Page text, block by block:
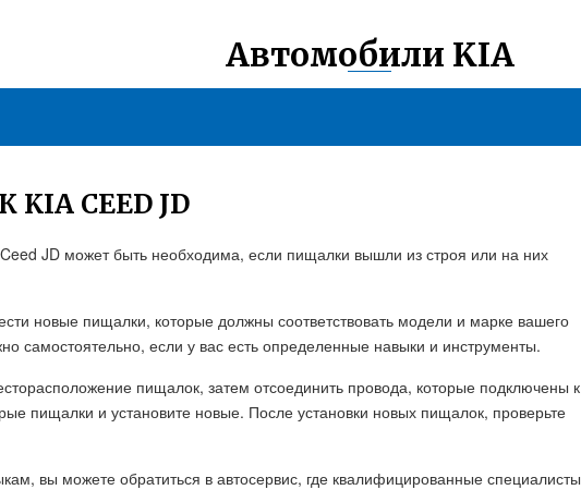
Автомобили KIA
CEED JD
JD может быть необходима, если пищалки вышли из строя или на них
новые пищалки, которые должны соответствовать модели и марке вашего
самостоятельно, если у вас есть определенные навыки и инструменты.
пищалок, затем отсоединить провода, которые подключены к
пищалки и установите новые. После установки новых пищалок, проверьте
вы можете обратиться в автосервис, где квалифицированные специалисты